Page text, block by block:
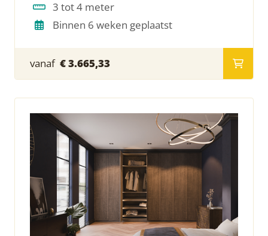
3 tot 4 meter
Binnen 6 weken geplaatst
vanaf € 3.665,33